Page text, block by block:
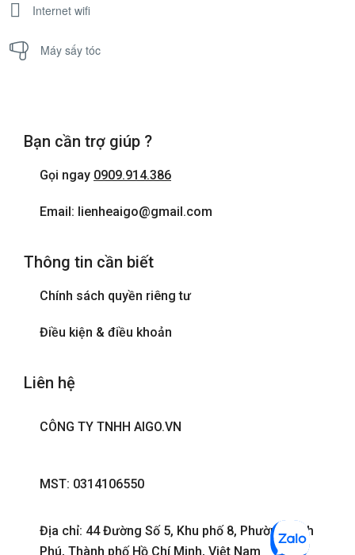
Internet wifi
Máy sấy tóc
Bạn cần trợ giúp ?
Gọi ngay 0909.914.386
Email: lienheaigo@gmail.com
Thông tin cần biết
Chính sách quyền riêng tư
Điều kiện & điều khoản
Liên hệ
CÔNG TY TNHH AIGO.VN
MST: 0314106550
Địa chỉ: 44 Đường Số 5, Khu phố 8, Phường Bình
Phú, Thành phố Hồ Chí Minh, Việt Nam